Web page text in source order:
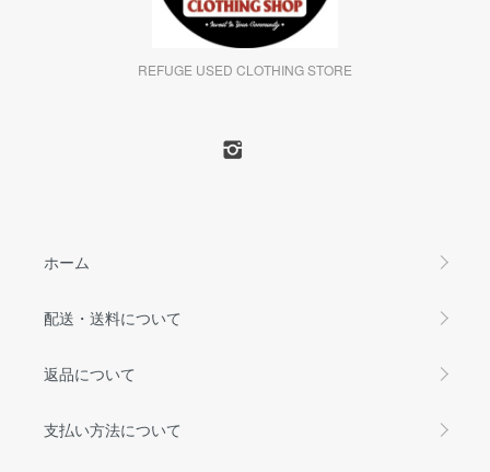
REFUGE USED CLOTHING STORE
ホーム
配送・送料について
返品について
支払い方法について